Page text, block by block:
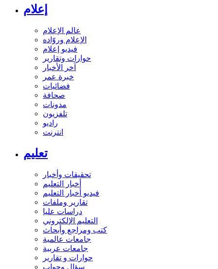
إعلام
عالم الإعلام
الإعلام وروّاده
فيديو إعلام
حوارات وتقارير
آخر الأخبار
خبرة عمر
فضائيات
صحافة
مدونات
تلفزيون
راديو
انترنت
تعليم
تحقيقات وأخبار
أخبار التعليم
فيديو أخبار التعليم
تقارير وملفات
دراسات عليا
التعليم الإلكتروني
كتب ومراجع وأبحاث
جامعات عالمية
جامعات عربية
حوارات و تقارير
سؤال وجواب